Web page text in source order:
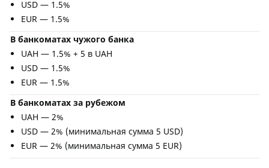
USD — 1.5%
EUR — 1.5%
В банкоматах чужого банка
UAH — 1.5% + 5 в UAH
USD — 1.5%
EUR — 1.5%
В банкоматах за рубежом
UAH — 2%
USD — 2% (минимальная сумма 5 USD)
EUR — 2% (минимальная сумма 5 EUR)